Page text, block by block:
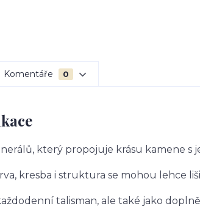
Komentáře 0
který propojuje krásu kamene s
kresba i struktura se mohou lehce
talisman, ale také jako